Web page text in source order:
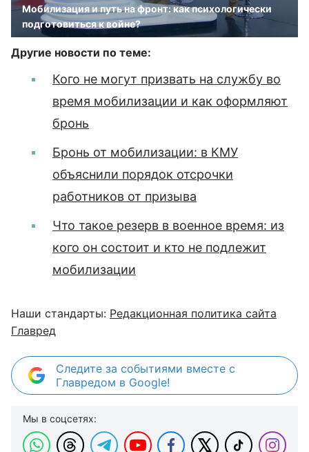
Мобилизация и путь на фронт: как психологически
подготовиться к войне?
Другие новости по теме:
Кого не могут призвать на службу во
время мобилизации и как оформляют
бронь
Бронь от мобилизации: в КМУ
объяснили порядок отсрочки
работников от призыва
Что такое резерв в военное время: из
кого он состоит и кто не подлежит
мобилизации
Наши стандарты: Редакционная политика сайта
Главред
Следите за событиями вместе с
Главредом в Google!
Мы в соцсетях: